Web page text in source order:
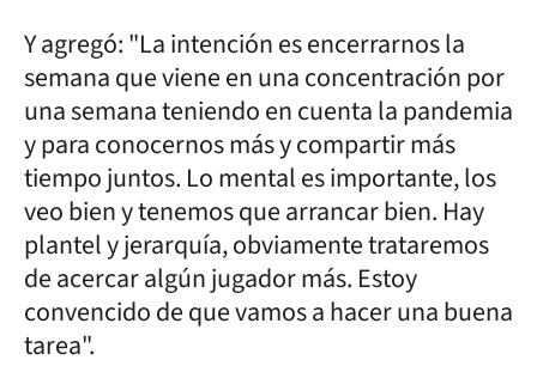
Y agregó: "La intención es encerrarnos la
semana que viene en una concentración por
una semana teniendo en cuenta la pandemia
y para conocernos más y compartir más
tiempo juntos. Lo mental es importante, los
veo bien y tenemos que arrancar bien. Hay
plantel y jerarquía, obviamente trataremos
de acercar algún jugador más. Estoy
convencido de que vamos a hacer una buena
tarea".